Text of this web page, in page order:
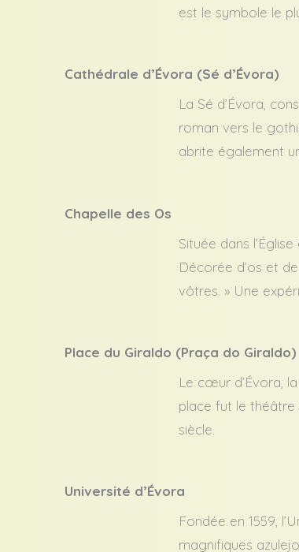
est le symbole le
Cathédrale d’Évora (Sé d’Évora)
La Sé d’Évora,
roman vers le
abrite également
Chapelle des Os
Située dans
Décorée d’os et
vôtres. » Une
Place du Giraldo (Praça do Giraldo)
Le cœur d’Évora,
place fut le théâtre
siècle.
Université d’Évora
Fondée en 1559,
magnifiques